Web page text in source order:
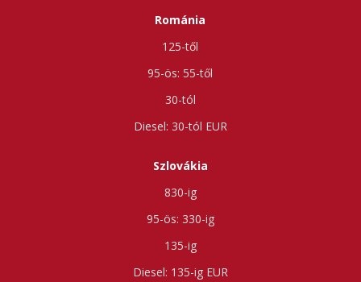
Románia
125-től
55-től
30-tól
30-tól
Szlovákia
830-ig
330-ig
135-ig
135-ig